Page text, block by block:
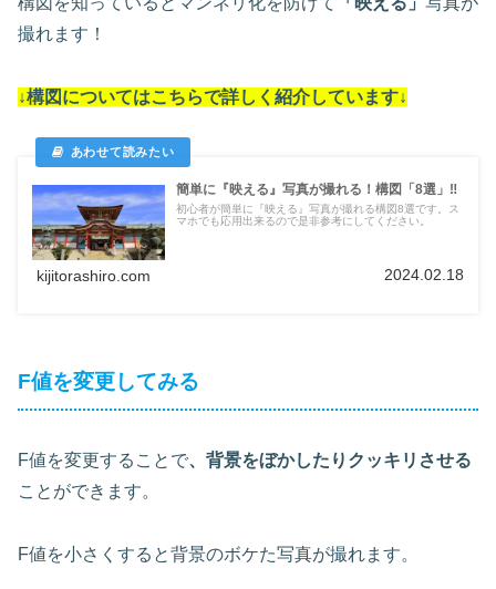
撮れます！
↓構図についてはこちらで詳しく紹介しています↓
簡単に『映える』写真が撮れる！構図「8選」‼
初心者が簡単に『映える』写真が撮れる構図8選です。ス
マホでも応用出来るので是非参考にしてください。
kijitorashiro.com 2024.02.18
F値を変更してみる
F値を変更することで、背景をぼかしたりクッキリさせる
ことができます。
F値を小さくすると背景のボケた写真が撮れます。